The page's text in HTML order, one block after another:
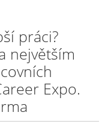
práci?
největším
Expo.